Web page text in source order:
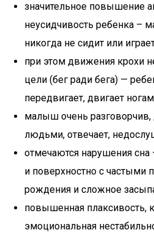
значительное повышение
неусидчивость ребенка –
никогда не сидит или
при этом движения крохи
цели (бег ради бега) —
передвигает, двигает
малыш очень
людьми, отвечает,
отмечаются нарушения
и поверхностно с частыми
рождения и сложное
повышенная плаксивость,
эмоциональная